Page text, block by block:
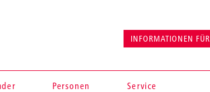
Personen Service
INFORMATIONEN FÜR